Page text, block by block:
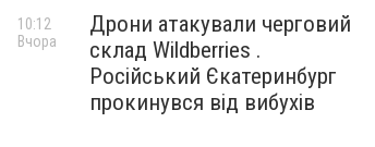
Дрони атакували черговий
склад Wildberries .
Російський Єкатеринбург
прокинувся від вибухів
10:12
Вчора